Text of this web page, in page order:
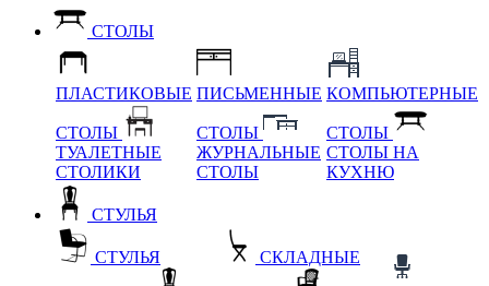
СТОЛЫ
ПЛАСТИКОВЫЕ
СТОЛЫ
ТУАЛЕТНЫЕ
СТОЛИКИ
ПИСЬМЕННЫЕ
СТОЛЫ
ЖУРНАЛЬНЫЕ
СТОЛЫ
КОМПЬЮТЕРНЫЕ
СТОЛЫ
СТОЛЫ НА
КУХНЮ
СТУЛЬЯ
СТУЛЬЯ СКЛАДНЫЕ